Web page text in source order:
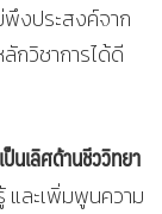
พึงประสงค์จาก
กวิชาการได้ดี
นเลิศด้านชีววิทยา
และเพิ่มพูนความ